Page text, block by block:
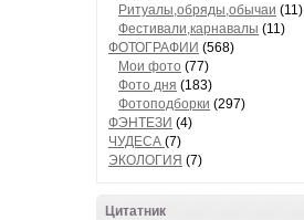
Ритуалы,обряды,обычаи (11)
Фестивали,карнавалы (11)
ФОТОГРАФИИ (568)
Мои фото (77)
Фото дня (183)
Фотоподборки (297)
ФЭНТЕЗИ (4)
ЧУДЕСА (7)
ЭКОЛОГИЯ (7)
Цитатник